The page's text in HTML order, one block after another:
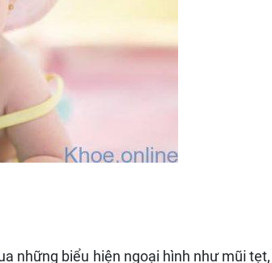
những biểu hiện ngoại hình như mũi tẹt,